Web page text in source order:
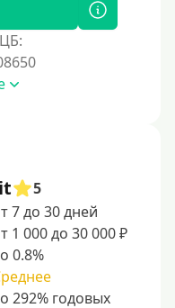
5
7 до 30 дней
1 000 до 30 000 ₽
0.8%